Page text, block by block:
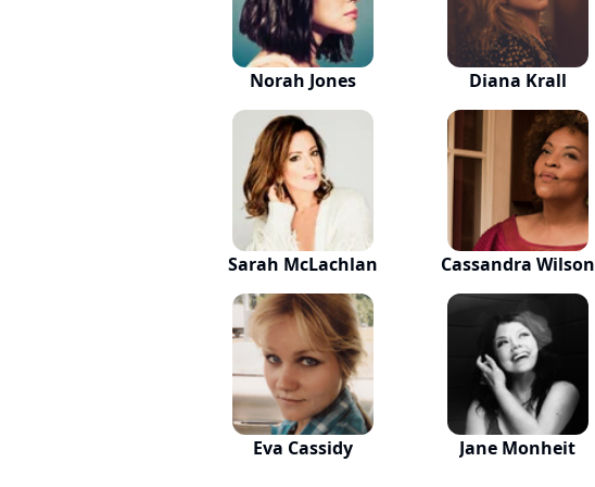
Norah Jones Diana Krall
Sarah McLachlan Cassandra Wilson
Eva Cassidy Jane Monheit